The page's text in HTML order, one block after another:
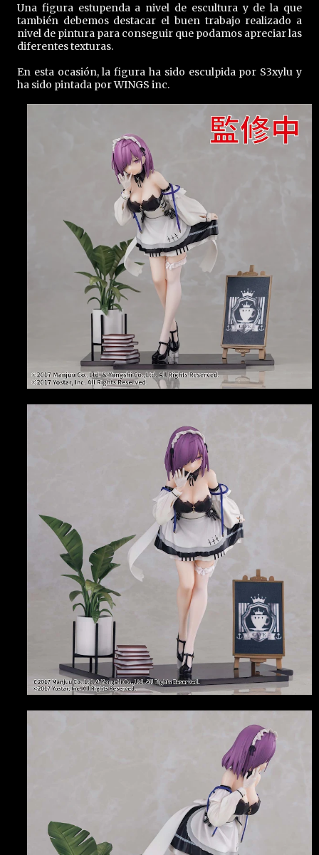
Una figura estupenda a nivel de escultura y de la que
también debemos destacar el buen trabajo realizado a
nivel de pintura para conseguir que podamos apreciar las
diferentes texturas.
En esta ocasión, la figura ha sido esculpida por S3xylu y
ha sido pintada por WINGS inc.